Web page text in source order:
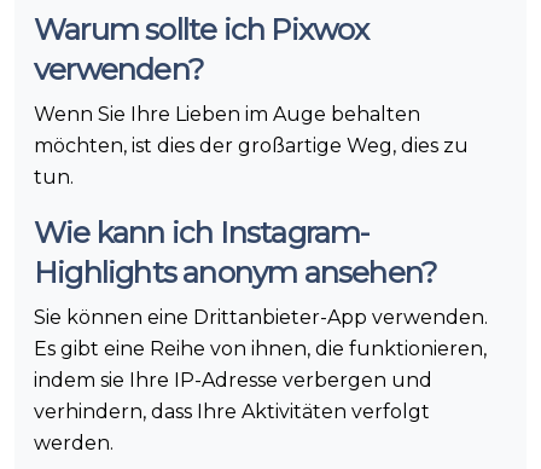
Warum sollte ich Pixwox
verwenden?
Wenn Sie Ihre Lieben im Auge behalten
möchten, ist dies der großartige Weg, dies zu
tun.
Wie kann ich Instagram-
Highlights anonym ansehen?
Sie können eine Drittanbieter-App verwenden.
Es gibt eine Reihe von ihnen, die funktionieren,
indem sie Ihre IP-Adresse verbergen und
verhindern, dass Ihre Aktivitäten verfolgt
werden.